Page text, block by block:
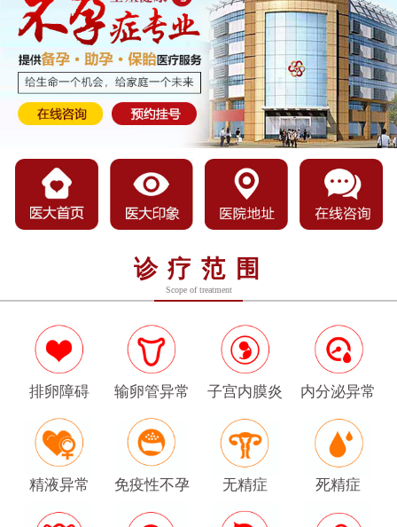
诊疗范围
Scope of treatment
排卵障碍 输卵管异常 子宫内膜炎 内分泌异常
精液异常 免疫性不孕 无精症 死精症